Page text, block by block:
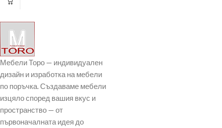
Мебели Торо — индивидуален
дизайн и изработка на мебели
по поръчка. Създаваме мебели
изцяло според вашия вкус и
пространство — от
първоначалната идея до